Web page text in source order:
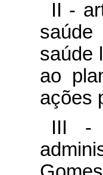
II -
saúde
saúde
ao
ações
III -